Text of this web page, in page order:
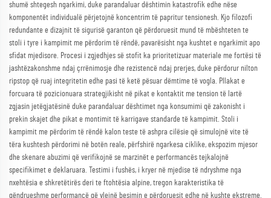
shumë shtegesh ngarkimi, duke parandaluar dështimin katastrofik edhe nëse
komponentët individualë përjetojnë koncentrim të papritur tensionesh. Kjo filozofi
redundante e dizajnit të sigurisë garanton që përdoruesit mund të mbështeten te
stoli i tyre i kampimit me përdorim të rëndë, pavarësisht nga kushtet e ngarkimit apo
sfidat mjedisore. Procesi i zgjedhjes së stofit ka prioritetizuar materiale me fortësi të
jashtëzakonshme ndaj çrrënimosje dhe rezistencë ndaj prerjes, duke përdorur nilton
ripstop që ruaj integritetin edhe pasi të ketë pësuar dëmtime të vogla. Pllakat e
forcuara të pozicionuara strategjikisht në pikat e kontaktit me tension të lartë
zgjasin jetëgjatësinë duke parandaluar dështimet nga konsumimi që zakonisht i
prekin skajet dhe pikat e montimit të karrigave standarde të kampimit. Stoli i
kampimit me përdorim të rëndë kalon teste të ashpra cilësie që simulojnë vite të
tëra kushtesh përdorimi në botën reale, përfshirë ngarkesa ciklike, ekspozim mjesor
dhe skenare abuzimi që verifikojnë se marzinët e performancës tejkalojnë
specifikimet e deklaruara. Testimi i fushës, i kryer në mjedise të ndryshme nga
nxehtësia e shkretëtirës deri te ftohtësia alpine, tregon karakteristika të
qëndrueshme performancë që vlejnë besimin e përdoruesit edhe në kushte ekstreme.